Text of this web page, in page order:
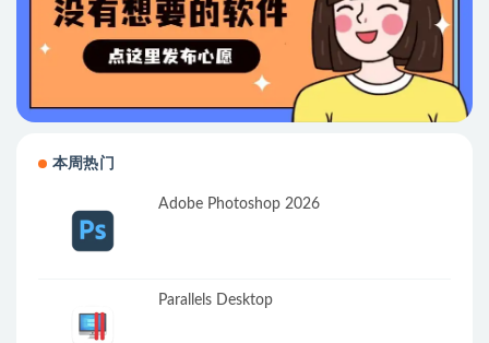
本周热门
Adobe Photoshop 2026
Parallels Desktop